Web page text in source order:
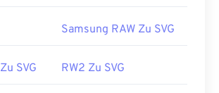
Konvertierung in Nicht-Vektor-
. Für die Konvertierung in
Samsung RAW Zu SVG
SVG RW2 Zu SVG